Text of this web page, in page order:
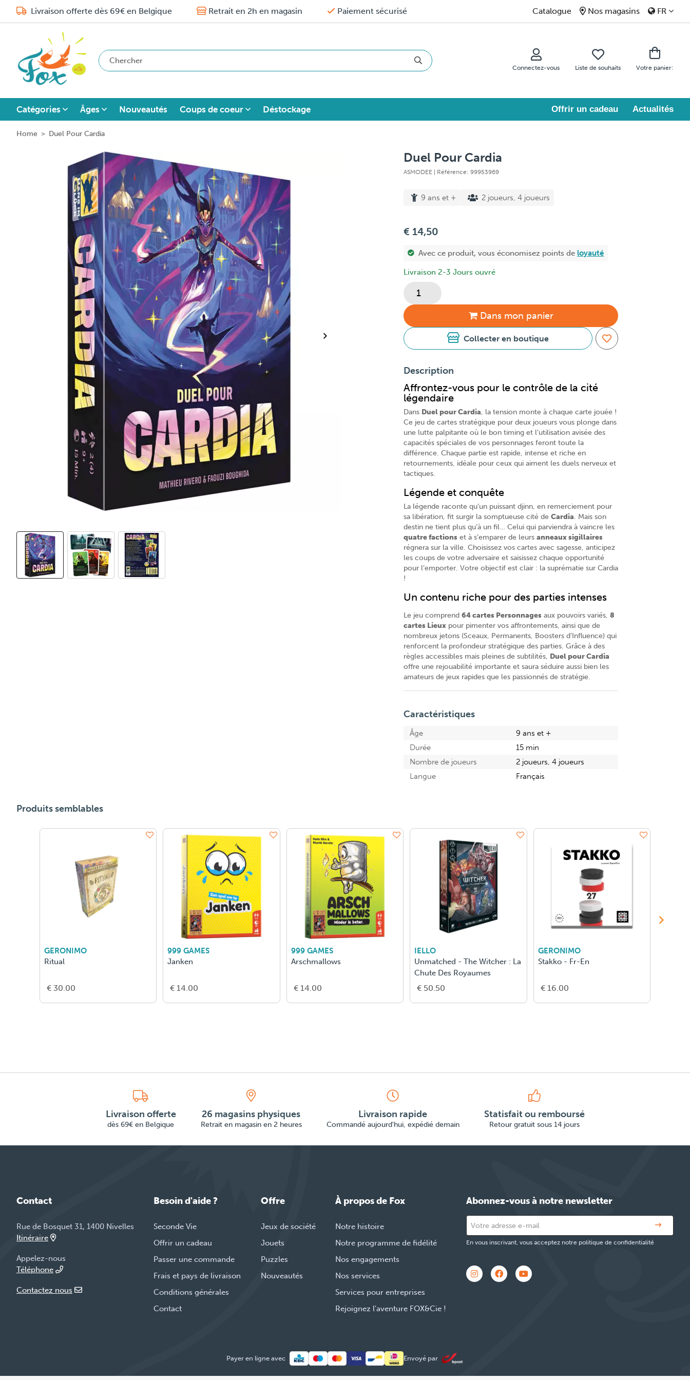
Livraison offerte dès 69€ en Belgique Retrait en 2h en magasin Paiement sécurisé Catalogue Nos magasins FR
Connectez-vous Liste de souhaits Votre panier:
Catégories Âges Nouveautés Coups de coeur Déstockage Offrir un cadeau Actualités
Home > Duel Pour Cardia
Duel Pour Cardia
ASMODEE | Référence: 99953969
9 ans et + 2 joueurs, 4 joueurs
€ 14,50
Avec ce produit, vous économisez points de loyauté
Livraison 2-3 Jours ouvré
Dans mon panier
Collecter en boutique
Description
Affrontez-vous pour le contrôle de la cité
légendaire
Dans Duel pour Cardia, la tension monte à chaque carte jouée !
Ce jeu de cartes stratégique pour deux joueurs vous plonge dans
une lutte palpitante où le bon timing et l’utilisation avisée des
capacités spéciales de vos personnages feront toute la
différence. Chaque partie est rapide, intense et riche en
retournements, idéale pour ceux qui aiment les duels nerveux et
tactiques.
Légende et conquête
La légende raconte qu’un puissant djinn, en remerciement pour
sa libération, fit surgir la somptueuse cité deCardia. Mais son
destin ne tient plus qu’à un fil… Celui qui parviendra à vaincre les
quatre factions et à s’emparer de leursanneaux sigillaires
régnera sur la ville. Choisissez vos cartes avec sagesse, anticipez
les coups de votre adversaire et saisissez chaque opportunité
pour l’emporter. Votre objectif est clair : la suprématie sur Cardia
!
Un contenu riche pour des parties intenses
Le jeu comprend64 cartes Personnages aux pouvoirs variés,8
cartes Lieux pour pimenter vos affrontements, ainsi que de
nombreux jetons (Sceaux, Permanents, Boosters d’Influence) qui
renforcent la profondeur stratégique des parties. Grâce à des
règles accessibles mais pleines de subtilités, Duel pour Cardia
offre une rejouabilité importante et saura séduire aussi bien les
amateurs de jeux rapides que les passionnés de stratégie.
Caractéristiques
Âge
9 ans et +
Durée
15 min
Nombre de joueurs
2 joueurs, 4 joueurs
Langue
Français
Produits semblables
GERONIMO
Ritual
€ 30.00
999 GAMES
Janken
€ 14.00
999 GAMES
Arschmallows
€ 14.00
IELLO
Unmatched - The Witcher : La
Chute Des Royaumes
€ 50.50
GERONIMO
Stakko - Fr-En
€ 16.00
Livraison offerte
dès 69€ en Belgique
26 magasins physiques
Retrait en magasin en 2 heures
Livraison rapide
Commandé aujourd'hui, expédié demain
Statisfait ou remboursé
Retour gratuit sous 14 jours
Contact
Rue de Bosquet 31, 1400 Nivelles
Itinéraire
Appelez-nous
Téléphone
Contactez nous
Besoin d'aide ?
Seconde Vie
Offrir un cadeau
Passer une commande
Frais et pays de livraison
Conditions générales
Contact
Offre
Jeux de société
Jouets
Puzzles
Nouveautés
À propos de Fox
Notre histoire
Notre programme de fidélité
Nos engagements
Nos services
Services pour entreprises
Rejoignez l'aventure FOX&Cie !
Abonnez-vous à notre newsletter
En vous inscrivant, vous acceptez notre politique de confidentialité
Payer en ligne avec Envoyé par